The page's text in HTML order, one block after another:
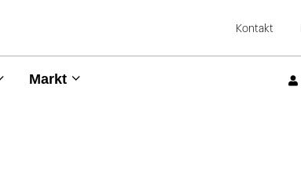
Kontakt
Markt